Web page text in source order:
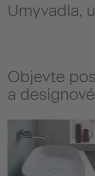
Umyvadla,
Objevte
a